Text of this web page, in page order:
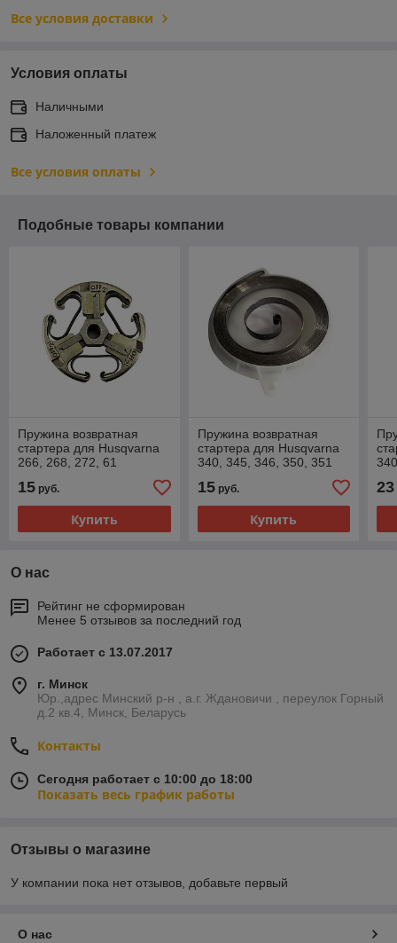
Все условия доставки
Условия оплаты
Наличными
Наложенный платеж
Все условия оплаты
Подобные товары компании
Пружина возвратная
стартера для Husqvarna
266, 268, 272, 61
15 руб.
Купить
Пружина возвратная
стартера для Husqvarna
340, 345, 346, 350, 351
15руб.
Купить
23
О нас
Рейтинг не сформирован
Менее 5 отзывов за последний год
Работает с 13.07.2017
г. Минск
Юр.,адрес Минский р-н , а.г. Ждановичи , переулок Горный
д.2 кв.4, Минск, Беларусь
Контакты
Сегодня работает с 10:00 до 18:00
Показать весь график работы
Отзывы о магазине
У компании пока нет отзывов, добавьте первый
О нас